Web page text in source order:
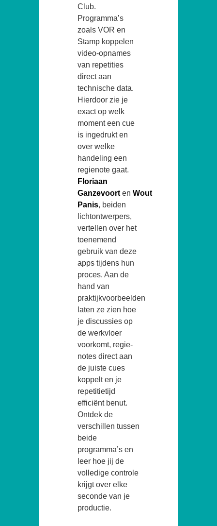
Club.
Programma’s
zoals VOR en
Stamp koppelen
video-opnames
van repetities
direct aan
technische data.
Hierdoor zie je
exact op welk
moment een cue
is ingedrukt en
over welke
handeling een
regienote gaat.
Floriaan
Ganzevoort en Wout
Panis, beiden
lichtontwerpers,
vertellen over het
toenemend
gebruik van deze
apps tijdens hun
proces. Aan de
hand van
praktijkvoorbeelden
laten ze zien hoe
je discussies op
de werkvloer
voorkomt, regie-
notes direct aan
de juiste cues
koppelt en je
repetitietijd
efficiënt benut.
Ontdek de
verschillen tussen
beide
programma’s en
leer hoe jij de
volledige controle
krijgt over elke
seconde van je
productie.